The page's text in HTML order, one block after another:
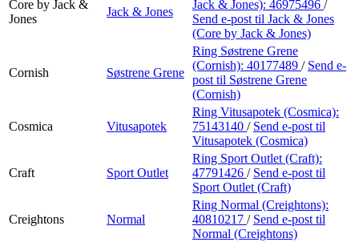
Core by Jack &
Jones
Jack & Jones
Jack & Jones): 46975496 /
Send e-post til Jack & Jones
(Core by Jack & Jones)
Cornish Søstrene Grene
Ring Søstrene Grene
(Cornish): 40177489 / Send e-
post til Søstrene Grene
(Cornish)
Cosmica Vitusapotek
Ring Vitusapotek (Cosmica):
75143140 / Send e-post til
Vitusapotek (Cosmica)
Craft Sport Outlet
Ring Sport Outlet (Craft):
47791426 / Send e-post til
Sport Outlet (Craft)
Creightons Normal
Ring Normal (Creightons):
40810217 / Send e-post til
Normal (Creightons)